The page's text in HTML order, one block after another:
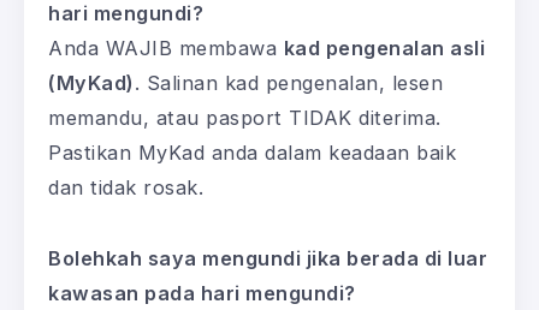
hari mengundi?
Anda WAJIB membawa kad pengenalan asli
(MyKad) . Salinan kad pengenalan, lesen
memandu, atau pasport TIDAK diterima.
Pastikan MyKad anda dalam keadaan baik
dan tidak rosak.
Bolehkah saya mengundi jika berada di luar
kawasan pada hari mengundi?